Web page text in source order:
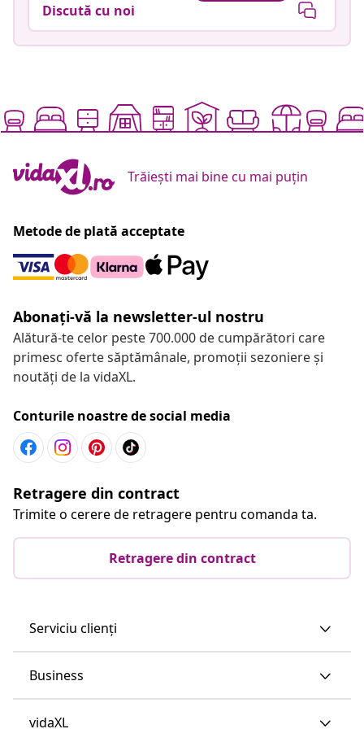
Discută cu noi
Trăiești mai bine cu mai puțin
Metode de plată acceptate
Abonați-vă la newsletter-ul nostru
Alătură-te celor peste 700.000 de cumpărători care
primesc oferte săptămânale, promoții sezoniere și
noutăți de la vidaXL.
Conturile noastre de social media
Retragere din contract
Trimite o cerere de retragere pentru comanda ta.
Retragere din contract
Serviciu clienți
Business
vidaXL